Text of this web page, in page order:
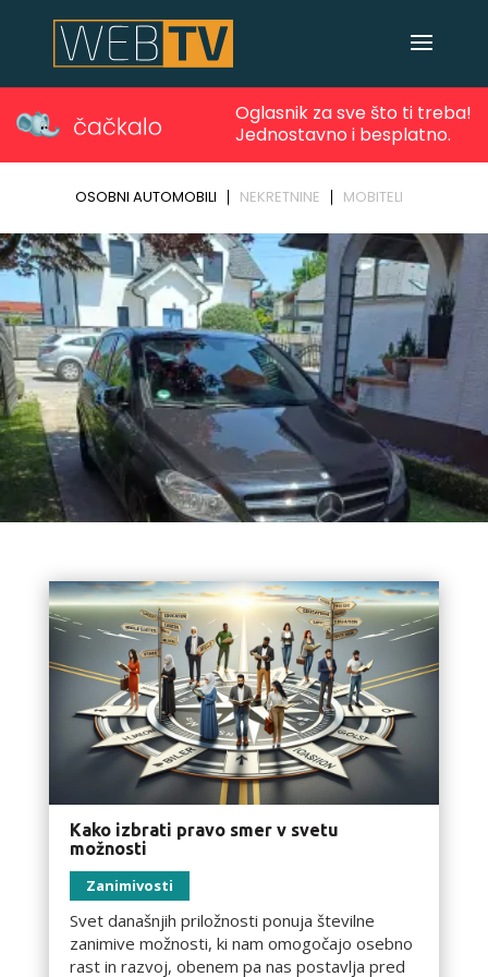
Kako izbrati pravo smer v svetu
možnosti
Zanimivosti
Svet današnjih priložnosti ponuja številne
zanimive možnosti, ki nam omogočajo osebno
rast in razvoj, obenem pa nas postavlja pred